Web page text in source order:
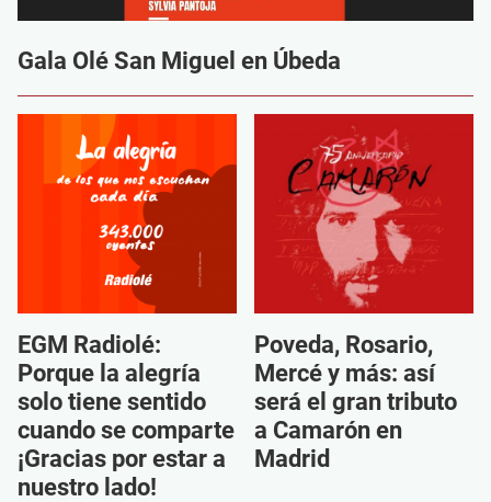
Gala Olé San Miguel en Úbeda
EGM Radiolé:
Porque la alegría
solo tiene sentido
cuando se comparte
¡Gracias por estar a
nuestro lado!
Poveda, Rosario,
Mercé y más: así
será el gran tributo
a Camarón en
Madrid